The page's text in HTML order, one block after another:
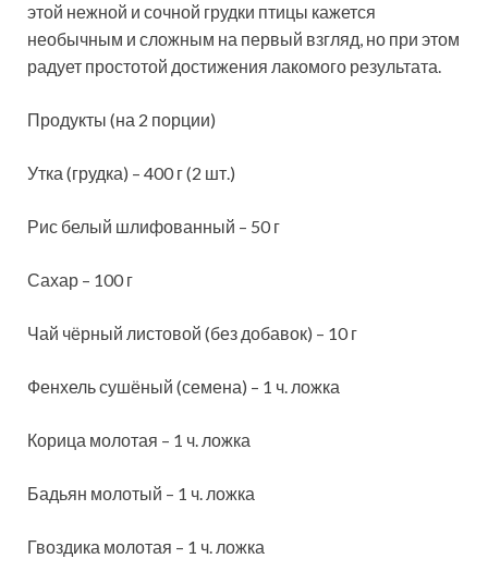
этой нежной и сочной грудки птицы кажется
необычным и сложным на первый взгляд, но при этом
радует простотой достижения лакомого результата.
Продукты (на 2 порции)
Утка (грудка) – 400 г (2 шт.)
Рис белый шлифованный – 50 г
Сахар – 100 г
Чай чёрный листовой (без добавок) – 10 г
Фенхель сушёный (семена) – 1 ч. ложка
Корица молотая – 1 ч. ложка
Бадьян молотый – 1 ч. ложка
Гвоздика молотая – 1 ч. ложка